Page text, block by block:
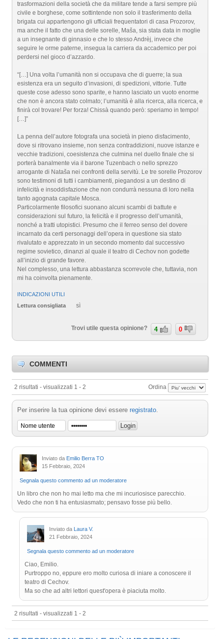
trasformazioni della società che da militare tende a farsi sempre più
civile e borghese, come sottintende non solo il trasferimento della
brigata cui appartengono gli ufficiali frequentatori di casa Prozorov,
ma anche il fatto che una delle sorelle, Maša, sia stata data in moglie
a un insegnante di ginnasio e che lo stesso Andrèj, invece che
seguire le orme paterne, insegua la carriera da accademico per poi
perdersi nel gioco d’azzardo.
“[…] Una volta l’umanità non si occupava che di guerre; la sua
esistenza era un seguito d’invasioni, di spedizioni, vittorie. Tutte
queste cose adesso sono sparite, e hanno lasciato un vuoto enorme
che non è ancora stato colmato; l’umanità è alla ricerca, alla ricerca, e
finirà col trovare! Per forza! Chissà quando però: speriamo in tempo!
[…]”
La penna dell’autore fotografa una società in pieno disfacimento,
dove si ritrovano insieme, non senza contraddizioni, nuove istanze e
vecchie tradizioni, coesistenza che culmina nel duello finale che si
porterà banalmente via il barone Tuzenbach o nello sprezzo
arrogante di Nataša nei confronti della servitù. Le tre sorelle Prozorov
sono testimoni di tutti i cambiamenti, piegandosi a un destino di
infelicità e insoddisfazione che non condurrà nessuna di loro nella
tanto agognata capitale Mosca.
Particolarmente filosofici suonano alcuni scambi di battute e
considerazioni sul futuro, la felicità e il progresso dell’umanità,
nonché a tratti utopistici. Presumo che il ferreo senso del dovere
incarnato da certi personaggi dell’opera in questione sia stato
rivalutato e apprezzato in un secondo momento dal successivo
regime sovietico, dinanzi al quale il teatro di Cechov non godette
all’inizio di grande favore.
Nel complesso, una lettura abbastanza scorrevole che, tuttavia, non
mi ha coinvolta pienamente.
INDICAZIONI UTILI
Lettura consigliata
sì
Trovi utile questa opinione? 4 0
COMMENTI
2 risultati - visualizzati 1 - 2 Ordina
Per inserire la tua opinione devi essere registrato.
Inviato da Emilio Berra TO
15 Febbraio, 2024
Segnala questo commento ad un moderatore
Un libro che non ho mai letto ma che mi incuriosisce parecchio.
Vedo che non ti ha entusiasmato; pensavo fosse più bello.
Inviato da
Laura V.
21 Febbraio, 2024
Segnala questo commento ad un moderatore
Ciao, Emilio.
Purtroppo no, eppure ero molto curiosa di iniare a conoscere il
teatro di Cechov.
Ma so che ad altri lettori quest'opera è piaciuta molto.
2 risultati - visualizzati 1 - 2